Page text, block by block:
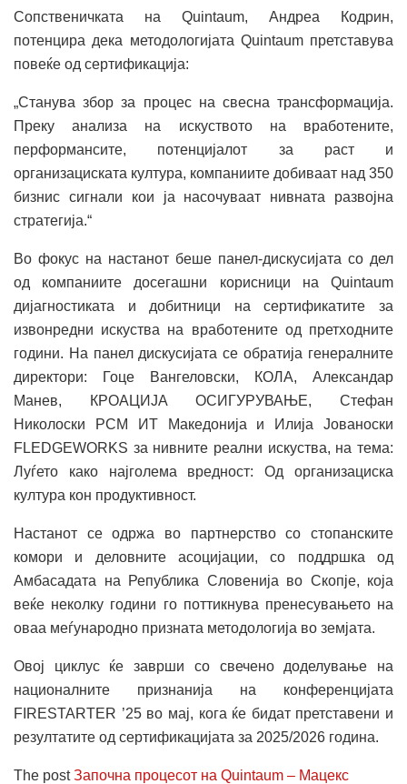
Сопственичката на Quintaum, Андреа Кодрин,
потенцира дека методологијата Quintaum претставува
повеќе од сертификација:
„Станува збор за процес на свесна трансформација.
Преку анализа на искуството на вработените,
перформансите, потенцијалот за раст и
организациската култура, компаниите добиваат над 350
бизнис сигнали кои ја насочуваат нивната развојна
стратегија.“
Во фокус на настанот беше панел-дискусијата со дел
од компаниите досегашни корисници на Quintaum
дијагностиката и добитници на сертификатите за
извонредни искуства на вработените од претходните
години. На панел дискусијата се обратија генералните
директори: Гоце Вангеловски, КОЛА, Александар
Манев, КРОАЦИЈА ОСИГУРУВАЊЕ, Стефан
Николоски РСМ ИТ Македонија и Илија Јованоски
FLEDGEWORKS за нивните реални искуства, на тема:
Луѓето како најголема вредност: Од организациска
култура кон продуктивност.
Настанот се одржа во партнерство со стопанските
комори и деловните асоцијации, со поддршка од
Амбасадата на Република Словенија во Скопје, која
веќе неколку години го поттикнува пренесувањето на
оваа меѓународно призната методологија во земјата.
Овој циклус ќе заврши со свечено доделување на
националните признанија на конференцијата
FIRESTARTER ’25 во мај, кога ќе бидат претставени и
резултатите од сертификацијата за 2025/2026 година.
The postЗапочна процесот на Quintaum – Мацекс